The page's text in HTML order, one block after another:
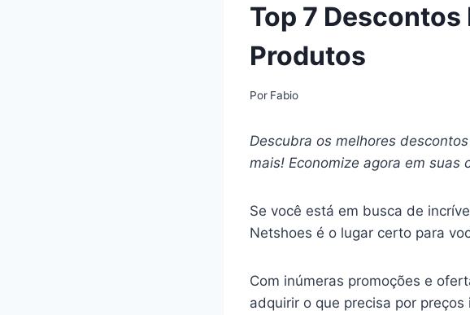
Top 7
Produtos
Por Fabio
Descubra os melhores
mais! Economize agora em suas
Se você está em busca de
Netshoes é o lugar certo para
Com inúmeras promoções e
adquirir o que precisa por